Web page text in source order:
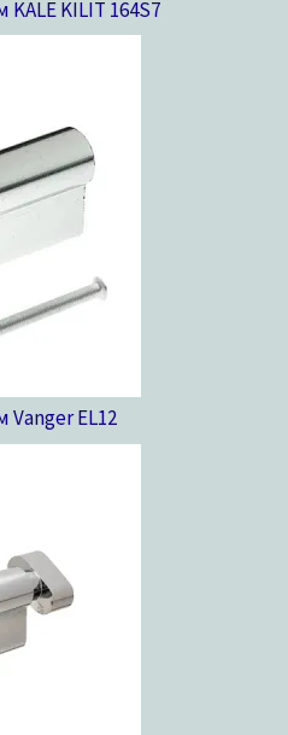
KILIT 164S7
EL12